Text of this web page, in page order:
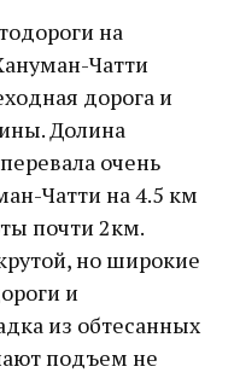
на
Чатти
дорога и
Долина
очень
Чатти на 4.5 км
почти 2км.
но широкие
и
из обтесанных
подъем не